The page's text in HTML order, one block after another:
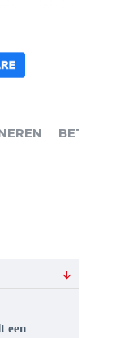
BETALEN
een